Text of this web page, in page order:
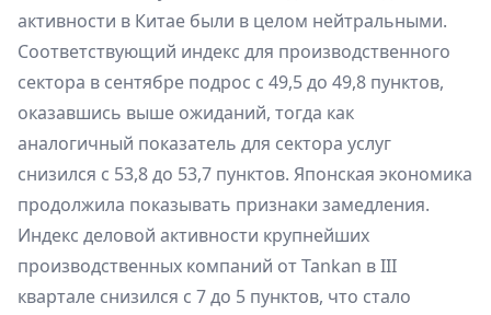
активности в Китае были в целом нейтральными.
Соответствующий индекс для производственного
сектора в сентябре подрос с 49,5 до 49,8 пунктов,
оказавшись выше ожиданий, тогда как
аналогичный показатель для сектора услуг
снизился с 53,8 до 53,7 пунктов. Японская экономика
продолжила показывать признаки замедления.
Индекс деловой активности крупнейших
производственных компаний от Tankan в III
квартале снизился с 7 до 5 пунктов, что стало